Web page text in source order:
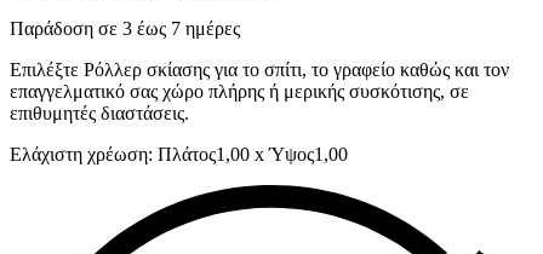
Παράδοση σε 3 έως 7 ημέρες
Επιλέξτε Ρόλλερ σκίασης για το σπίτι, το γραφείο καθώς και τον
επαγγελματικό σας χώρο πλήρης ή μερικής συσκότισης, σε
επιθυμητές διαστάσεις.
Ελάχιστη χρέωση: Πλάτος1,00 x Ύψος1,00